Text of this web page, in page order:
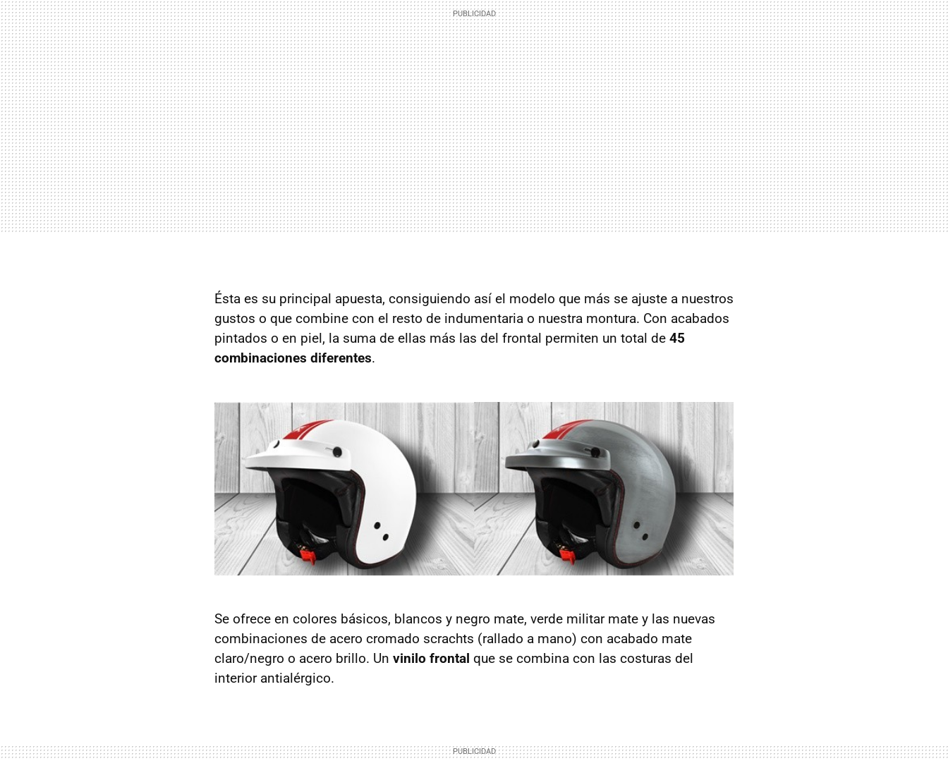
Ésta es su principal apuesta, consiguiendo así el modelo que más se ajuste a nuestros
gustos o que combine con el resto de indumentaria o nuestra montura. Con acabados
pintados o en piel, la suma de ellas más las del frontal permiten un total de 45
combinaciones diferentes.
Se ofrece en colores básicos, blancos y negro mate, verde militar mate y las nuevas
combinaciones de acero cromado scrachts (rallado a mano) con acabado mate
claro/negro o acero brillo. Un vinilo frontal que se combina con las costuras del
interior antialérgico.